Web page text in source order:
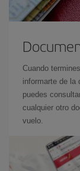
Cuando
informarte de la
puedes
cualquier otro
vuelo.